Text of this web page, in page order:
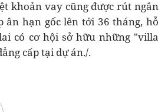
khoản vay cũng được rút ngắn
ân hạn gốc lên tới 36 tháng, hỗ
có cơ hội sở hữu những "villa
cấp tại dự án./.